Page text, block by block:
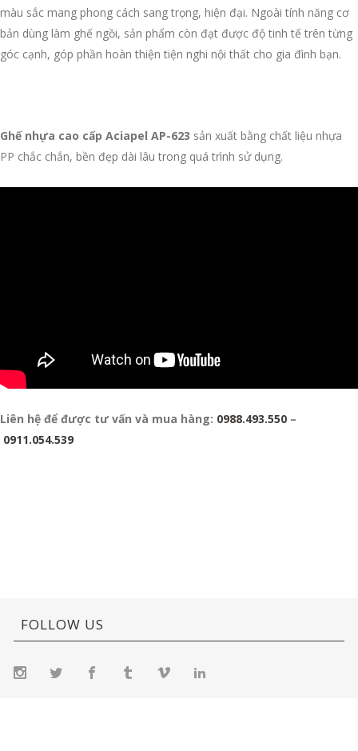
màu sắc mang phong cách sang trọng, hiện đại. Ngoài tính năng cơ
bản dùng làm ghế ngồi, sản phẩm còn đạt được độ tinh tế trên từng
góc cạnh, góp phần hoàn thiện tiện nghi nội thất cho gia đình bạn.
Ghế nhựa cao cấp Aciapel AP-623 sản xuất bằng chất liệu nhựa
PP chắc chắn, bền đẹp dài lâu trong quá trình sử dụng.
Liên hệ để được tư vấn và mua hàng: 0988.493.550 –
0911.054.539
FOLLOW US